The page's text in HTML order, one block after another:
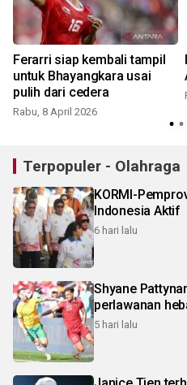
Ferarri siap kembali tampil
untuk Bhayangkara usai
pulih dari cedera
Rabu, 8 April 2026
Terpopuler - Olahraga
KORMI-
Indonesia Aktif
6 hari lalu
Shyane
perlawanan
5 hari lalu